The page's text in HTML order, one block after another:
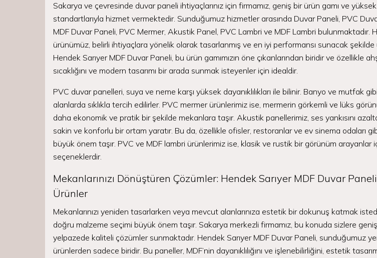
Sakarya ve çevresinde duvar paneli ihtiyaçlarınız için firmamız, geniş bir ürün gamı ve
standartlarıyla hizmet vermektedir. Sunduğumuz hizmetler arasında Duvar Paneli, PVC
MDF Duvar Paneli, PVC Mermer, Akustik Panel, PVC Lambri ve MDF Lambri bulunmaktadır.
ürünümüz, belirli ihtiyaçlara yönelik olarak tasarlanmış ve en iyi performansı sunacak şekilde
Hendek Sarıyer MDF Duvar Paneli, bu ürün gamımızın öne çıkanlarından biridir ve özellikle
sıcaklığını ve modern tasarımı bir arada sunmak isteyenler için idealdir.
PVC duvar panelleri, suya ve neme karşı yüksek dayanıklılıkları ile bilinir. Banyo ve mutfak
alanlarda sıklıkla tercih edilirler. PVC mermer ürünlerimiz ise, mermerin görkemli ve lüks
daha ekonomik ve pratik bir şekilde mekanlara taşır. Akustik panellerimiz, ses yankısını
sakin ve konforlu bir ortam yaratır. Bu da, özellikle ofisler, restoranlar ve ev sinema odaları
büyük önem taşır. PVC ve MDF lambri ürünlerimiz ise, klasik ve rustik bir görünüm arayanlar
seçeneklerdir.
Mekanlarınızı Dönüştüren Çözümler: Hendek Sarıyer MDF Duvar
Ürünler
Mekanlarınızı yeniden tasarlarken veya mevcut alanlarınıza estetik bir dokunuş katmak
doğru malzeme seçimi büyük önem taşır. Sakarya merkezli firmamız, bu konuda sizlere
yelpazede kaliteli çözümler sunmaktadır. Hendek Sarıyer MDF Duvar Paneli, sunduğumuz
ürünlerden sadece biridir. Bu paneller, MDF’nin dayanıklılığını ve işlenebilirliğini, estetik